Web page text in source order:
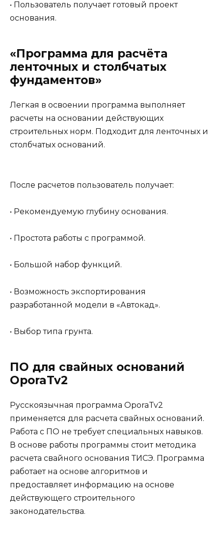
• Пользователь получает готовый проект
основания.
«Программа для расчёта
ленточных и столбчатых
фундаментов»
Легкая в освоении программа выполняет
расчеты на основании действующих
строительных норм. Подходит для ленточных и
столбчатых оснований.
После расчетов пользователь получает:
• Рекомендуемую глубину основания.
• Простота работы с программой.
• Большой набор функций.
• Возможность экспортирования
разработанной модели в «Автокад».
• Выбор типа грунта.
ПО для свайных оснований
OporaTv2
Русскоязычная программа OporaTv2
применяется для расчета свайных оснований.
Работа с ПО не требует специальных навыков.
В основе работы программы стоит методика
расчета свайного основания ТИСЭ. Программа
работает на основе алгоритмов и
предоставляет информацию на основе
действующего строительного
законодательства.